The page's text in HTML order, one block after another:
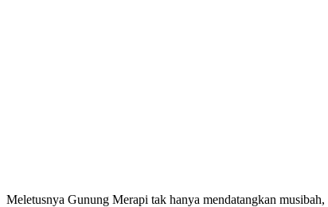
Meletusnya Gunung Merapi tak hanya mendatangkan